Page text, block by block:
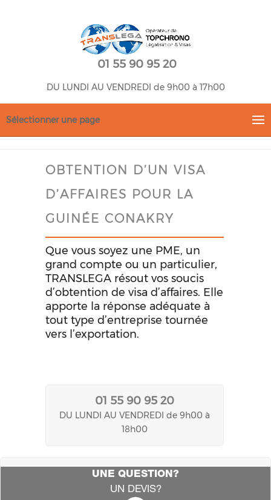
01 55 90 95 20
DU LUNDI AU VENDREDI de 9h00 à 17h00
Sélectionner une page
OBTENTION D’UN VISA
D’AFFAIRES POUR LA
GUINÉE CONAKRY
Que vous soyez une PME, un
grand compte ou un particulier,
TRANSLEGA résout vos soucis
d’obtention de visa d’affaires. Elle
apporte la réponse adéquate à
tout type d’entreprise tournée
vers l’exportation.
01 55 90 95 20
DU LUNDI AU VENDREDI de 9h00 à
18h00
UNE QUESTION?
UN DEVIS?